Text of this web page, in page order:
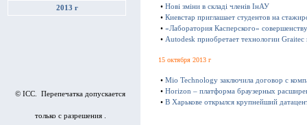
2013 г
© ICC. Перепечатка допускается
только с разрешения .
• Нові зміни в складі членів ІнАУ
• Киевстар приглашает студентов на
• «Лаборатория Касперского»
• Autodesk приобретает технологии
15 октября 2013 г
• Mio Technology заключила договор с
• Horizon – платформа браузерных
• В Харькове открылся крупнейший